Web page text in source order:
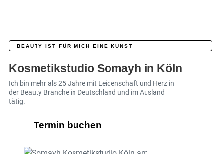
BEAUTY IST FÜR MICH EINE KUNST
Kosmetikstudio Somayh in Köln
Ich bin mehr als 25 Jahre mit Leidenschaft und Herz in
der Beauty Branche in Deutschland und im Ausland
tätig.
Termin buchen